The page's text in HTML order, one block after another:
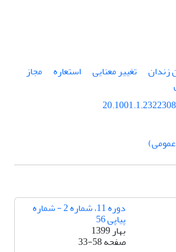
زندان
تغییر معنایی استعاره
مجاز
دوره 11، شماره 2 - شماره
پیاپی 56
بهار 1399
صفحه33-58